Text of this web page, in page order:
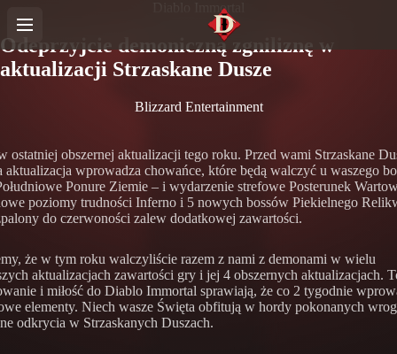
Diablo Immortal
Odeprzyjcie demoniczną zgniliznę w
aktualizacji Strzaskane Dusze
Blizzard Entertainment
ostatniej obszernej aktualizacji tego roku. Przed wami Strzaskane
aktualizacja wprowadza chowańce, które będą walczyć u waszego
Ponure Ziemie – i wydarzenie strefowe Posterunek
poziomy trudności Inferno i 5 nowych bossów Piekielnego
do czerwoności zalew dodatkowej zawartości.
że w tym roku walczyliście razem z nami z demonami w wielu
aktualizacjach zawartości gry i jej 4 obszernych aktualizacjach.
i miłość do Diablo Immortal sprawiają, że co 2 tygodnie
elementy. Niech wasze Święta obfitują w hordy pokonanych
odkrycia w Strzaskanych Duszach.